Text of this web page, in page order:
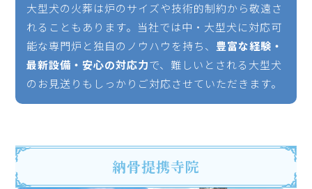
大型犬の火葬は炉のサイズや技術的制約から敬遠さ
れることもあります。当社では中・大型犬に対応可
能な専門炉と独自のノウハウを持ち、 豊富な経験・
最新設備・安心の対応力で、難しいとされる大型犬
のお見送りもしっかりご対応させていただきます。
納骨提携寺院